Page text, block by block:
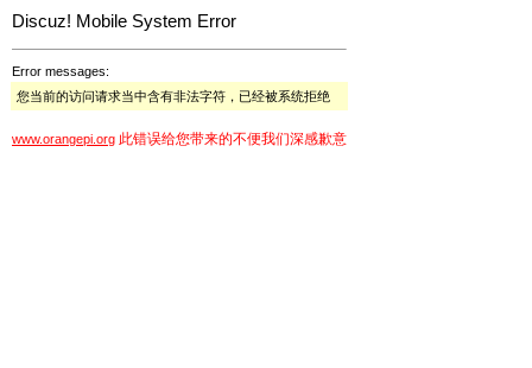
Discuz! Mobile System Error
Error messages:
您当前的访问请求当中含有非法字符，已经被系统拒绝
www.orangepi.org 此错误给您带来的不便我们深感歉意